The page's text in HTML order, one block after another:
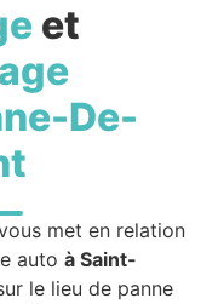
et
De-
met en relation
auto à Saint-
le lieu de panne